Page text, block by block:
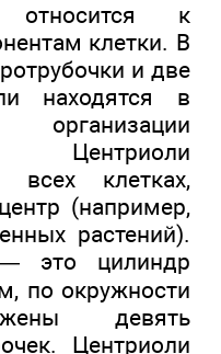
относится к
клетки. В
и две
находятся в
Центриоли
клетках,
(например,
растений).
это цилиндр
по окружности
девять
Центриоли